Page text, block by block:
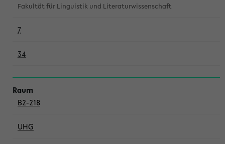
Fakultät für Linguistik und Literaturwissenschaft
7
34
B2-218
UHG